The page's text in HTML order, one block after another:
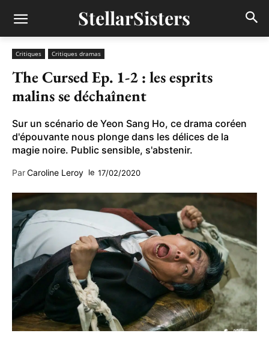
StellarSisters
Critiques Critiques dramas
The Cursed Ep. 1-2 : les esprits
malins se déchaînent
Sur un scénario de Yeon Sang Ho, ce drama coréen
d'épouvante nous plonge dans les délices de la
magie noire. Public sensible, s'abstenir.
ParCaroline Leroy le 17/02/2020